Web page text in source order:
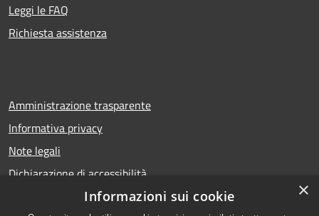
Leggi le FAQ
Richiesta assistenza
Amministrazione trasparente
Informativa privacy
Note legali
Dichiarazione di accessibilità
×
Informazioni sui cookie